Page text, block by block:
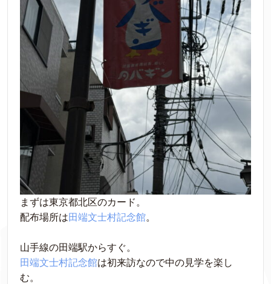
まずは東京都北区のカード。
配布場所は田端文士村記念館。
山手線の田端駅からすぐ。
田端文士村記念館は初来訪なので中の見学を楽し
む。